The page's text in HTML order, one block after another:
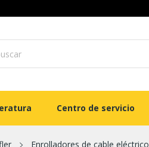
Centro de servicio
Enrolladores de cable eléctrico